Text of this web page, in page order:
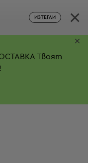
ИЗТЕГЛИ ×
Твоят
×